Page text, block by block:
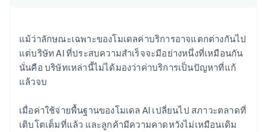
แม้ว่าลักษณะเฉพาะของโมเดลค่าบริการอาจแตกต่างกันไป
แต่บริษัท AI ที่ประสบความสำเร็จจะมีอย่างหนึ่งที่เหมือนกัน
นั่นคือ บริษัทเหล่านี้ไม่ได้มองว่าค่าบริการเป็นปัญหาที่แก้
แล้วจบ
เมื่อค่าใช้จ่ายพื้นฐานของโมเดล AI เปลี่ยนไป สภาวะตลาดที่
เติบโตเต็มที่แล้ว และลูกค้ามีความคาดหวังไม่เหมือนเดิม